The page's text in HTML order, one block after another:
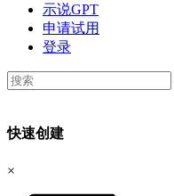
示说GPT
申请试用
登录
快速创建
×